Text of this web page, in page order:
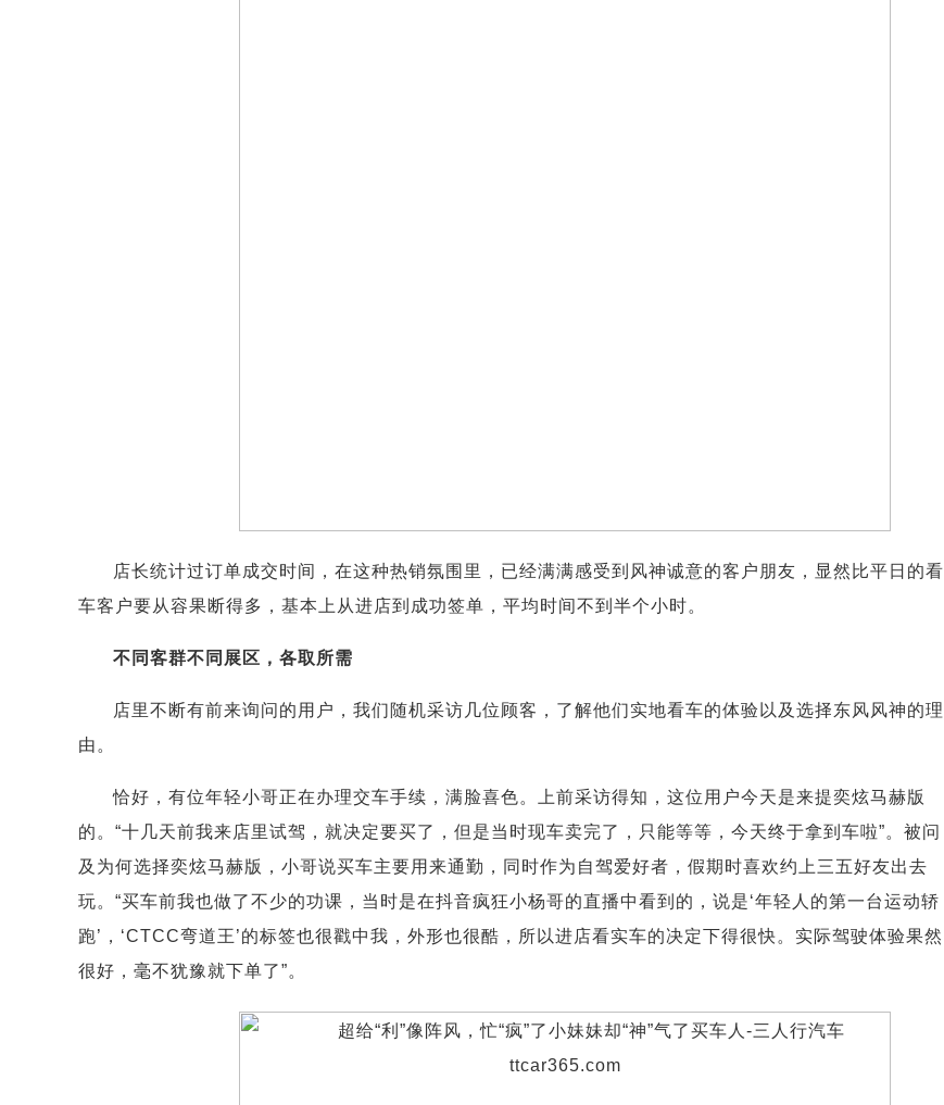
店长统计过订单成交时间，在这种热销氛围里，已经满满感受到风神诚意的客户朋友，显然比平日的看
车客户要从容果断得多，基本上从进店到成功签单，平均时间不到半个小时。
不同客群不同展区，各取所需
店里不断有前来询问的用户，我们随机采访几位顾客，了解他们实地看车的体验以及选择东风风神的理
由。
恰好，有位年轻小哥正在办理交车手续，满脸喜色。上前采访得知，这位用户今天是来提奕炫马赫版
的。“十几天前我来店里试驾，就决定要买了，但是当时现车卖完了，只能等等，今天终于拿到车啦”。被问
及为何选择奕炫马赫版，小哥说买车主要用来通勤，同时作为自驾爱好者，假期时喜欢约上三五好友出去
玩。“买车前我也做了不少的功课，当时是在抖音疯狂小杨哥的直播中看到的，说是‘年轻人的第一台运动轿
跑’，‘CTCC弯道王’的标签也很戳中我，外形也很酷，所以进店看实车的决定下得很快。实际驾驶体验果然
很好，毫不犹豫就下单了”。